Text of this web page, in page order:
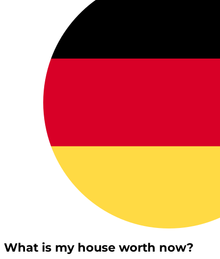
What is my house worth now?